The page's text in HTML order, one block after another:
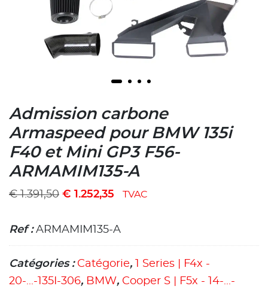
Admission carbone
Armaspeed pour BMW 135i
F40 et Mini GP3 F56-
ARMAMIM135-A
€1.391,50 € 1.252,35 TVAC
Ref :ARMAMIM135-A
Catégories : Catégorie,
1 Series | F4x -
20-...-135I-306, BMW, Cooper S | F5x - 14-...-